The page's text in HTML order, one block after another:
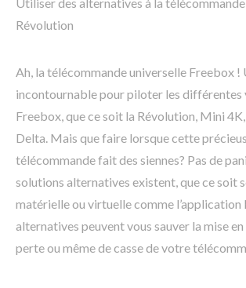
Révolution
Ah, la télécommande universelle Freebox !
incontournable pour piloter les différentes
Freebox, que ce soit la Révolution, Mini
Delta. Mais que faire lorsque cette
télécommande fait des siennes? Pas de
solutions alternatives existent, que ce soit
matérielle ou virtuelle comme l’application
alternatives peuvent vous sauver la mise en
perte ou même de casse de votre